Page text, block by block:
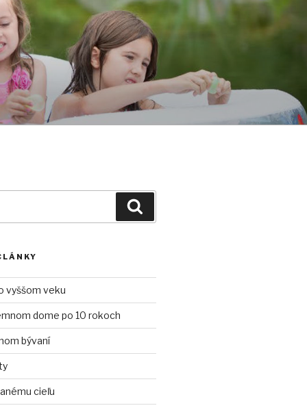
vyššom veku
dome po 10 rokoch
bývaní
cieľu